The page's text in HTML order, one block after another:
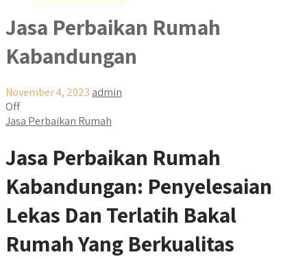
Jasa Perbaikan Rumah
Kabandungan
November 4, 2023 admin
Off
Jasa Perbaikan Rumah
Jasa Perbaikan Rumah
Kabandungan: Penyelesaian
Lekas Dan Terlatih Bakal
Rumah Yang Berkualitas